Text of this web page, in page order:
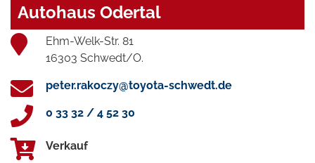
Autohaus Odertal
Ehm-Welk-Str. 81
16303 Schwedt/O.
peter.rakoczy@toyota-schwedt.de
0 33 32 / 4 52 30
Verkauf